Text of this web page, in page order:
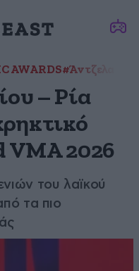
AWARDS#Άντζελα
– Ρία
VMA 2026
του λαϊκού
τα πιο